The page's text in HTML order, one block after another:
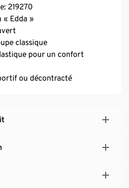
219270
« Edda »
classique
pour un confort
ou décontracté